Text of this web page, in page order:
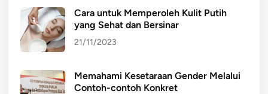
Cara untuk Memperoleh Kulit Putih
yang Sehat dan Bersinar
21/11/2023
Memahami Kesetaraan Gender Melalui
Contoh-contoh Konkret